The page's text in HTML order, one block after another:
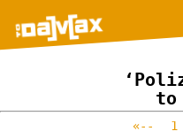
to
«-- 1